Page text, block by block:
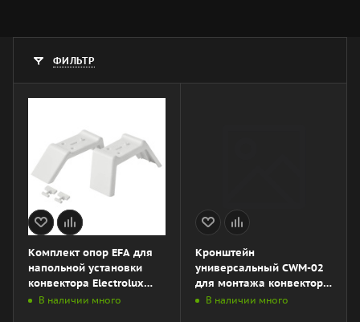
ФИЛЬТР
Комплект опор EFA для
напольной установки
конвектора Electrolux
Серии А
В наличии много
Кронштейн
универсальный CWM-02
для монтажа конвектора
на стену
В наличии много